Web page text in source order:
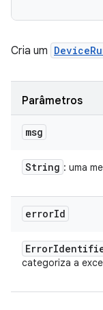
Cria um
Parâmetros
msg
String : uma
errorId
Error
categoriza a